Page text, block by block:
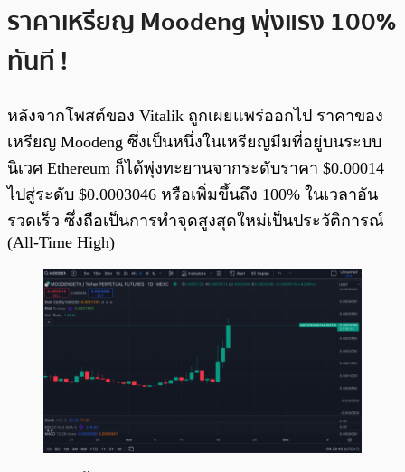
ราคาเหรียญ Moodeng พุ่งแรง 100%
ทันที !
หลังจากโพสต์ของ Vitalik ถูกเผยแพร่ออกไป ราคาของ
เหรียญ Moodeng ซึ่งเป็นหนึ่งในเหรียญมีมที่อยู่บนระบบ
นิเวศ Ethereum ก็ได้พุ่งทะยานจากระดับราคา $0.00014
ไปสู่ระดับ $0.0003046 หรือเพิ่มขึ้นถึง 100% ในเวลาอัน
รวดเร็ว ซึ่งถือเป็นการทำจุดสูงสุดใหม่เป็นประวัติการณ์
(All-Time High)